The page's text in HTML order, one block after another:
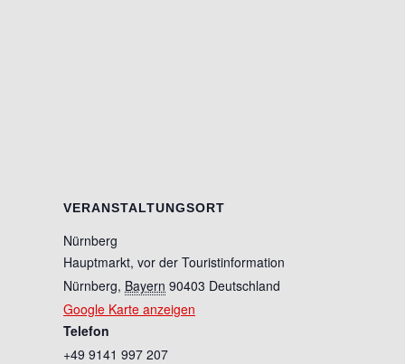
VERANSTALTUNGSORT
Nürnberg
Hauptmarkt, vor der Touristinformation
Nürnberg, Bayern 90403 Deutschland
Google Karte anzeigen
Telefon
+49 9141 997 207